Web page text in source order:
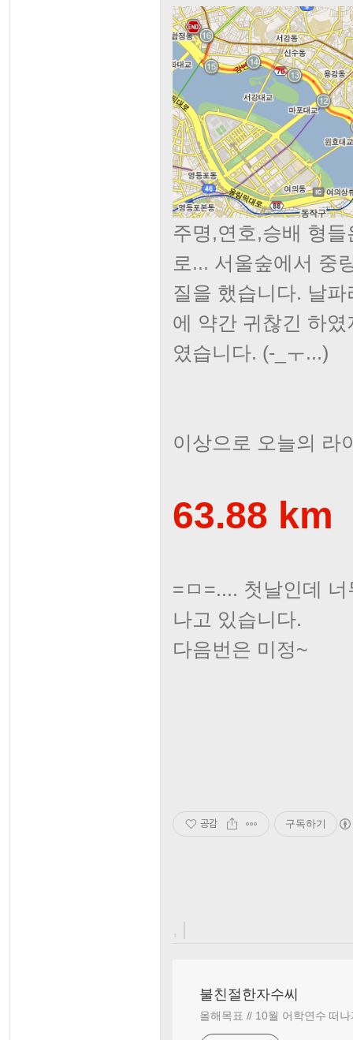
주명,연호,승배 형
로... 서울숲에서 중
질을 했습니다. 날
에 약간 귀찮긴 하
였습니다. (-_ㅜ...)
이상으로 오늘의 라
63.88 km
=ㅁ=.... 첫날인데
나고 있습니다.
다음번은 미정~
공감 구독하기
, |
불친절한자수씨
올해목표 // 10월 어학연수 떠나